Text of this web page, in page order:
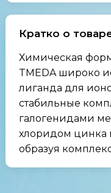
Кратко о
Химическая
TMEDA широко
лиганда для
стабильные
галогенидами
хлоридом
образуя